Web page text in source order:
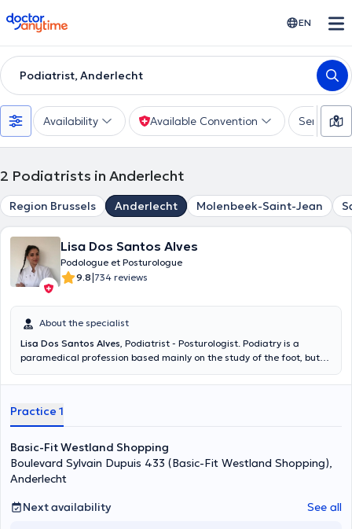
doctoranytime EN
Podiatrist, Anderlecht
Availability Available Convention Services
2 Podiatrists in Anderlecht
Region Brussels Anderlecht Molenbeek-Saint-Jean
Lisa Dos Santos Alves
Podologue et Posturologue
9.8|734 reviews
About the specialist
Lisa Dos Santos Alves, Podiatrist - Posturologist. Podiatry is a
paramedical profession based mainly on the study of the foot, but
movement. It is often when pain occurs in the feet and ankles that
podiatry in care, as well as biomechanics, in order to carry out a
morphostatic and dynamic examination (walking/running) of the
patient and if necessary to consider the making of a pair of
functional podiatric or posturologic insoles.
Practice 1
Basic-Fit Westland Shopping
Boulevard Sylvain Dupuis 433 (Basic-Fit Westland Shopping),
Anderlecht
Next availability
See all